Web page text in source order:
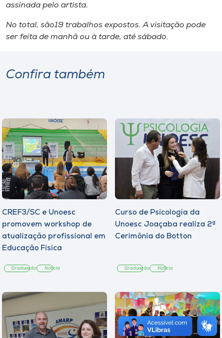
A+
assinada pelo artista.
No total, são19 trabalhos expostos. A visitação pode
ser feita de manhã ou à tarde, até sábado.
Confira também
CREF3/SC e Unoesc
promovem workshop de
atualização profissional em
Educação Física
Graduação Notícia
Curso de Psicologia da
Unoesc Joaçaba realiza 2ª
Cerimônia do Botton
Graduação Notícia